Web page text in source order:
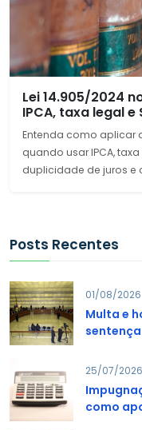
Lei 14.905/2024
IPCA, taxa legal e
Entenda como aplicar
quando usar IPCA,
duplicidade de juros e
Posts Recentes
01/08/2026
Multa e
25/07/2026
como